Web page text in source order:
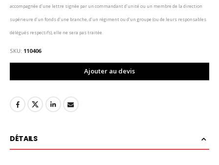
accompagnée d’une lettre signée par un commandant d’unité ou un membre de la direction
supérieure d’un fonds d’une branche, d’un régiment ou d’un groupe (ou de leurs responsables
délégués respectifs), elle ne sera pas traitée.
SKU 110406
Ajouter au devis
DÉTAILS